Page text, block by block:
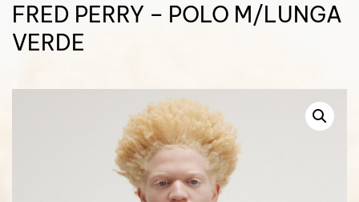
FRED PERRY – POLO M/LUNGA
VERDE